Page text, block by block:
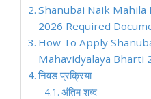
Shanubai Naik Mahila
2026 Required
How To Apply
Mahavidyalaya Bharti
निवड प्रक्रिया
अंतिम शब्द